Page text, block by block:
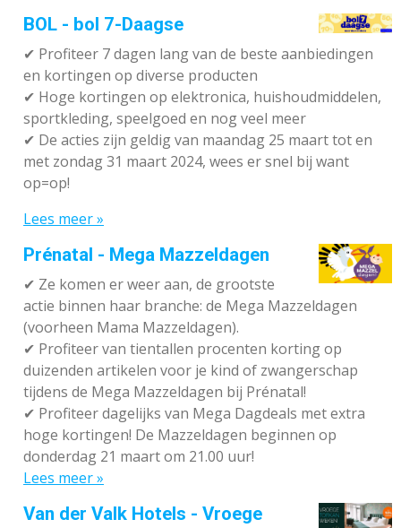
BOL - bol 7-Daagse
✔ Profiteer 7 dagen lang van de beste aanbiedingen
en kortingen op diverse producten
✔ Hoge kortingen op elektronica, huishoudmiddelen,
sportkleding, speelgoed en nog veel meer
✔ De acties zijn geldig van maandag 25 maart tot en
met zondag 31 maart 2024, wees er snel bij want
op=op!
Lees meer »
Prénatal - Mega Mazzeldagen
✔ Ze komen er weer aan, de grootste
actie binnen haar branche: de Mega Mazzeldagen
(voorheen Mama Mazzeldagen).
✔ Profiteer van tientallen procenten korting op
duizenden artikelen voor je kind of zwangerschap
tijdens de Mega Mazzeldagen bij Prénatal!
✔ Profiteer dagelijks van Mega Dagdeals met extra
hoge kortingen! De Mazzeldagen beginnen op
donderdag 21 maart om 21.00 uur!
Lees meer »
Van der Valk Hotels - Vroege